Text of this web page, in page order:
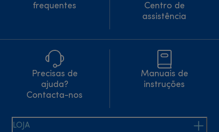
frequentes
Centro de
assistência
Precisas de
ajuda?
Contacta-nos
Manuais de
instruções
LOJA